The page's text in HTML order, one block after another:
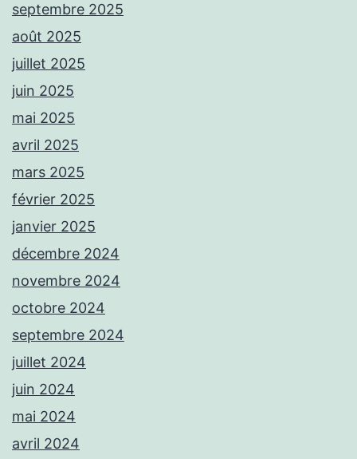
septembre 2025
août 2025
juillet 2025
juin 2025
mai 2025
avril 2025
mars 2025
février 2025
janvier 2025
décembre 2024
novembre 2024
octobre 2024
septembre 2024
juillet 2024
juin 2024
mai 2024
avril 2024